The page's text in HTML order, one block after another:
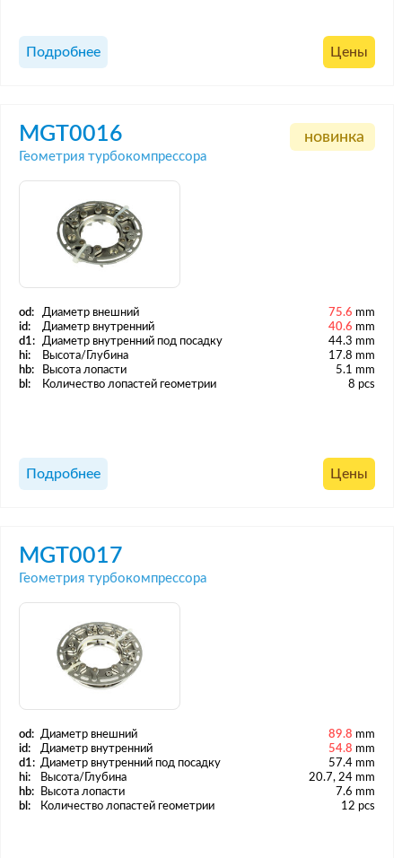
Подробнее Цены
MGT0016
Геометрия турбокомпрессора
новинка
od: Диаметр внешний 75.6 mm
id:
Диаметр внутренний 40.6 mm
d1:
Диаметр внутренний под посадку
44.3 mm
hi:
Высота/Глубина
17.8 mm
hb:
Высота лопасти
5.1 mm
bl:
Количество лопастей геометрии 8 pcs
Подробнее Цены
MGT0017
Геометрия турбокомпрессора
od: Диаметр внешний 89.8 mm
id:
Диаметр внутренний 54.8 mm
d1: Диаметр внутренний под посадку
57.4 mm
hi:
Высота/Глубина
20.7, 24 mm
hb:
Высота лопасти
7.6 mm
bl:
Количество лопастей геометрии 12 pcs